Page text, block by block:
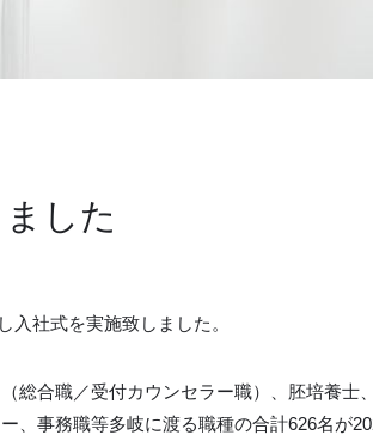
した
社式を実施致しました。
総合職／受付カウンセラー職）、胚培養
事務職等多岐に渡る職種の合計626名が